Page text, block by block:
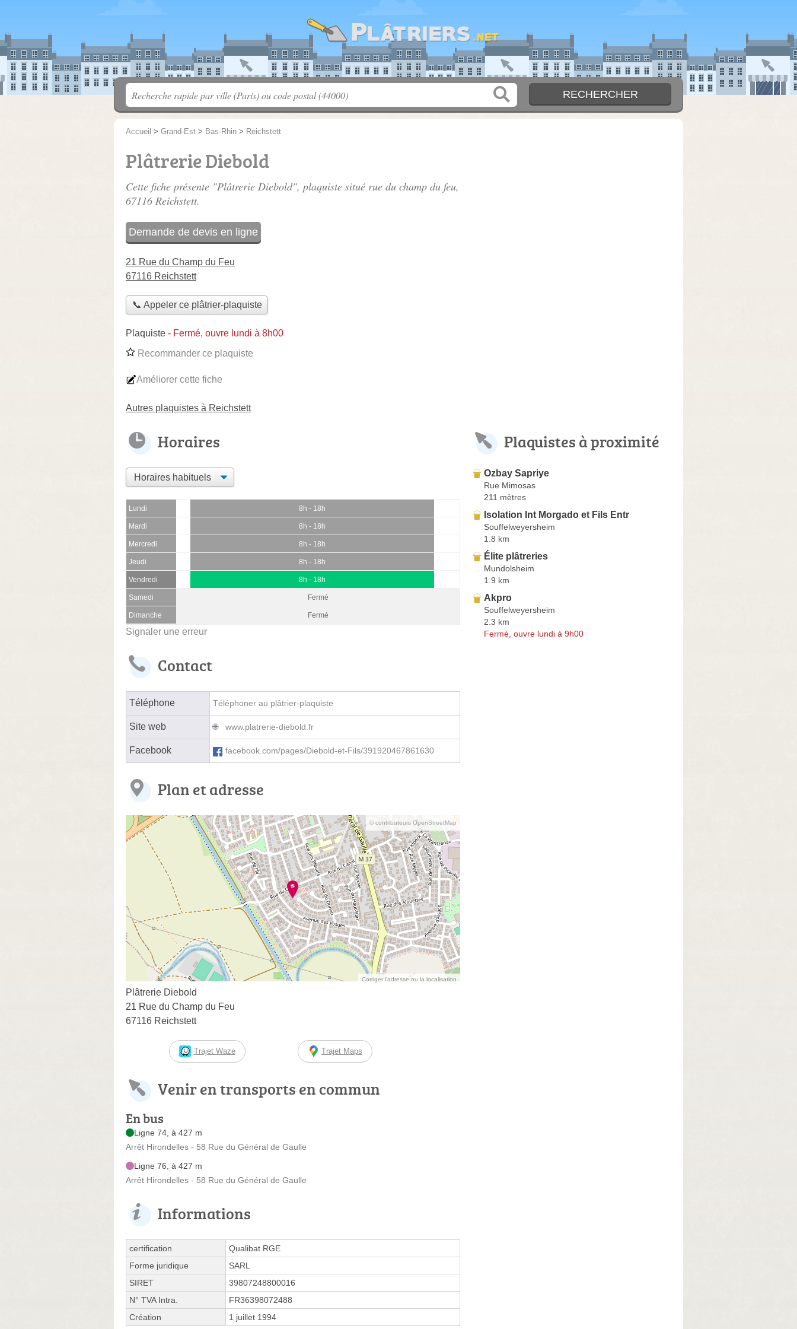
Accueil > Grand-Est > Bas-Rhin > Reichstett
Plâtrerie Diebold
Cette fiche présente "Plâtrerie Diebold", plaquiste situé rue du champ du feu,
67116 Reichstett.
Demande de devis en ligne
21 Rue du Champ du Feu
67116 Reichstett
📞 Appeler ce plâtrier-plaquiste
Plaquiste - Fermé, ouvre lundi à 8h00
Recommander ce plaquiste
Améliorer cette fiche
Autres plaquistes à Reichstett
Horaires
Lundi 8h - 18h
Mardi 8h - 18h
Mercredi 8h - 18h
Jeudi 8h - 18h
Vendredi 8h - 18h
Samedi Fermé
Dimanche Fermé
Signaler une erreur
Contact
Téléphone Téléphoner au plâtrier-plaquiste
Site web www.platrerie-diebold.fr
Facebook facebook.com/pages/Diebold-et-Fils/391920467861630
Plan et adresse
© contributeurs OpenStreetMap
Corriger l’adresse ou la localisation
Plâtrerie Diebold
21 Rue du Champ du Feu
67116 Reichstett
Trajet Waze Trajet Maps
Venir en transports en commun
En bus
Ligne 74, à 427 m
Arrêt Hirondelles - 58 Rue du Général de Gaulle
Ligne 76, à 427 m
Arrêt Hirondelles - 58 Rue du Général de Gaulle
Informations
certification
Qualibat RGE
Forme juridique
SARL
SIRET
39807248800016
N° TVA Intra.
FR36398072488
Création
1 juillet 1994
Plaquistes à proximité
Ozbay Sapriye
Rue Mimosas
211 mètres
Isolation Int Morgado et Fils Entr
Souffelweyersheim
1.8 km
Élite plâtreries
Mundolsheim
1.9 km
Akpro
Souffelweyersheim
2.3 km
Fermé, ouvre lundi à 9h00